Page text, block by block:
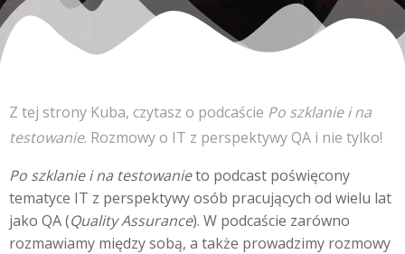
Z tej strony Kuba, czytasz o podcaście Po szklanie i na
testowanie. Rozmowy o IT z perspektywy QA i nie tylko!
Po szklanie i na testowanieto podcast poświęcony
tematyce IT z perspektywy osób pracujących od wielu lat
jako QA (Quality Assurance). W podcaście zarówno
rozmawiamy między sobą, a także prowadzimy rozmowy